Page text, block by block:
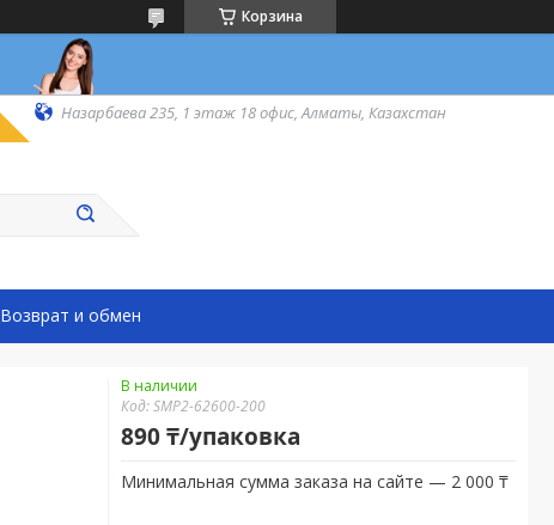
Корзина
Назарбаева 235, 1 этаж 18 офис, Алматы, Казахстан
Возврат и обмен
В наличии
Код:SMP2-62600-200
890 ₸/упаковка
Минимальная сумма заказа на сайте — 2 000 ₸